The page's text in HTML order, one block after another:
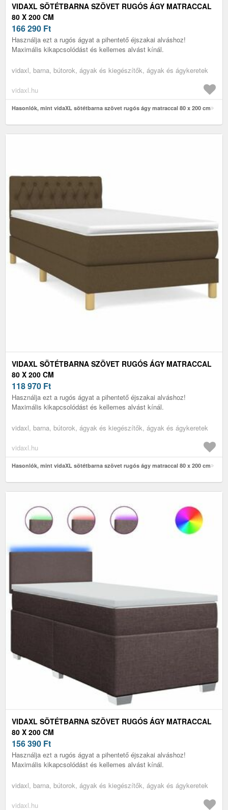
VIDAXL SÖTÉTBARNA SZÖVET RUGÓS ÁGY MATRACCAL
80 X 200 CM
166 290 Ft
Használja ezt a rugós ágyat a pihentető éjszakai alváshoz!
Maximális kikapcsolódást és kellemes alvást kínál.
vidaxl, barna, bútorok, ágyak és kiegészítők, ágyak és ágykeretek
vidaxl.hu
Hasonlók, mint vidaXL sötétbarna szövet rugós ágy matraccal 80 x 200 cm
VIDAXL SÖTÉTBARNA SZÖVET RUGÓS ÁGY MATRACCAL
80 X 200 CM
118 970 Ft
Használja ezt a rugós ágyat a pihentető éjszakai alváshoz!
Maximális kikapcsolódást és kellemes alvást kínál.
vidaxl, barna, bútorok, ágyak és kiegészítők, ágyak és ágykeretek
vidaxl.hu
Hasonlók, mint vidaXL sötétbarna szövet rugós ágy matraccal 80 x 200 cm
VIDAXL SÖTÉTBARNA SZÖVET RUGÓS ÁGY MATRACCAL
80 X 200 CM
156 390 Ft
Használja ezt a rugós ágyat a pihentető éjszakai alváshoz!
Maximális kikapcsolódást és kellemes alvást kínál.
vidaxl, barna, bútorok, ágyak és kiegészítők, ágyak és ágykeretek
vidaxl.hu